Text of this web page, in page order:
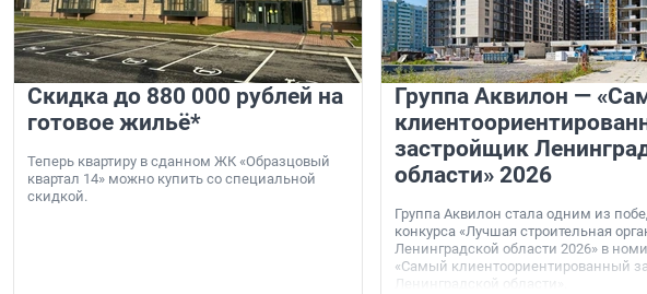
Скидка до 880 000 рублей на
готовое жильё*
Теперь квартиру в сданном ЖК «Образцовый
квартал 14» можно купить со специальной
скидкой.
Группа Аквилон —
застройщик
области» 2026
Группа Аквилон стала одним из
конкурса «Лучшая строительная
Ленинградской области 2026» в
«Самый клиентоориентированный
Ленинградской области».